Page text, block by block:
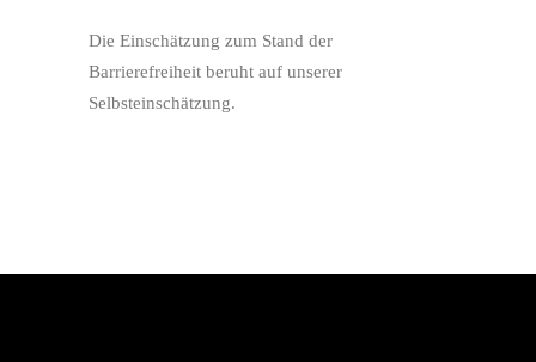
Die Einschätzung zum Stand der
Barrierefreiheit beruht auf unserer
Selbsteinschätzung.